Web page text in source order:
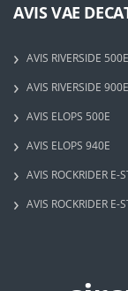
AVIS VAE
AVIS RIVERSIDE 500E
AVIS RIVERSIDE 900E
AVIS ELOPS 500E
AVIS ELOPS 940E
AVIS ROCKRIDER E-
AVIS ROCKRIDER E-